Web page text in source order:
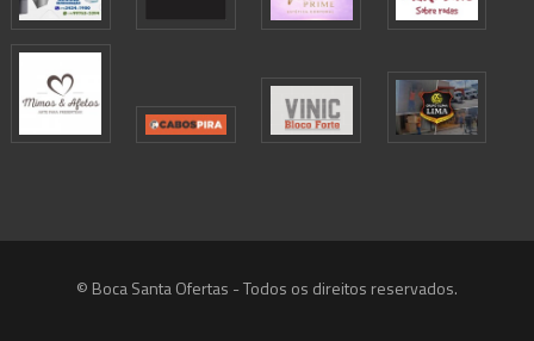
© Boca Santa Ofertas - Todos os direitos reservados.